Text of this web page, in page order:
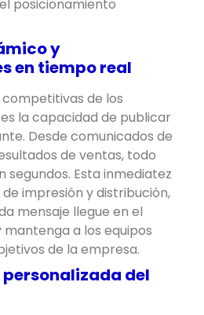
posicionamiento
y
en tiempo real
de los
es la capacidad de publicar
Desde comunicados de
de ventas, todo
segundos. Esta inmediatez
impresión y distribución,
mensaje llegue en el
a los equipos
de la empresa.
del